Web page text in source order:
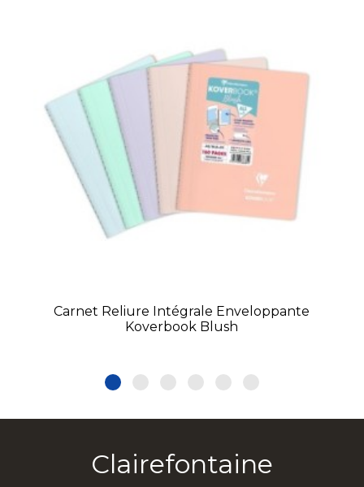
Carnet Reliure Intégrale Enveloppante
Koverbook Blush
Clairefontaine